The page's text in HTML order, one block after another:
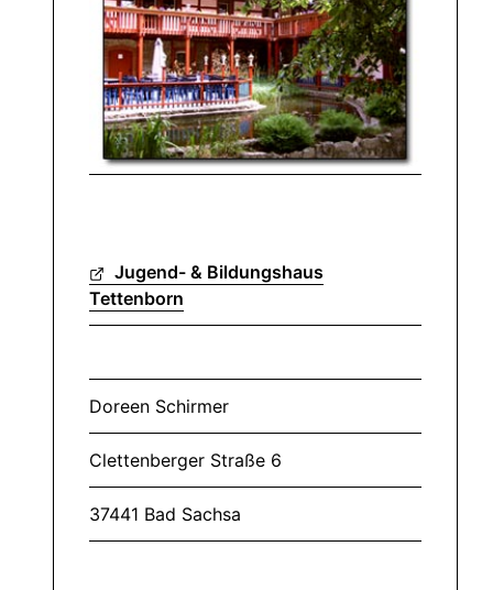
Jugend- & Bildungshaus
Tettenborn
Doreen Schirmer
Clettenberger Straße 6
37441 Bad Sachsa